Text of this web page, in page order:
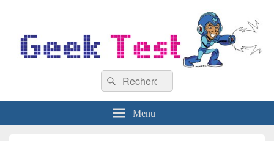
Recherche :
Rechercher
Menu